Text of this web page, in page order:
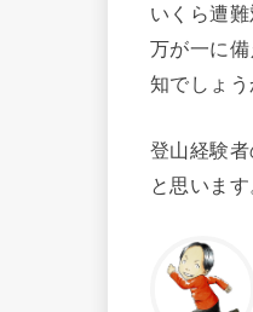
いくら遭
万が一に
知でしょう
登山経験
と思います